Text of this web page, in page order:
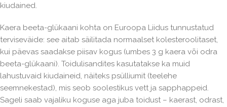
kiudained.
Kaera beeta-glükaani kohta on Euroopa Liidus tunnustatud
terviseväide: see aitab säilitada normaalset kolesteroolitaset,
kui päevas saadakse piisav kogus (umbes 3 g kaera või odra
beeta-glükaani). Toidulisandites kasutatakse ka muid
lahustuvaid kiudaineid, näiteks psülliumit (teelehe
seemnekestad), mis seob soolestikus vett ja sapphappeid.
Sageli saab vajaliku koguse aga juba toidust – kaerast, odrast,